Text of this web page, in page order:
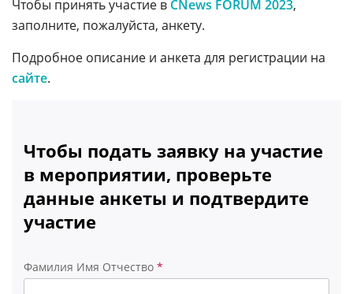
Чтобы принять участие в CNews FORUM 2023,
заполните, пожалуйста, анкету.
Подробное описание и анкета для регистрации на
сайте.